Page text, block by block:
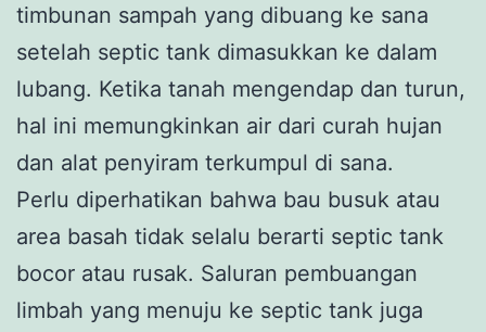
timbunan sampah yang dibuang ke sana
setelah septic tank dimasukkan ke dalam
lubang. Ketika tanah mengendap dan turun,
hal ini memungkinkan air dari curah hujan
dan alat penyiram terkumpul di sana.
Perlu diperhatikan bahwa bau busuk atau
area basah tidak selalu berarti septic tank
bocor atau rusak. Saluran pembuangan
limbah yang menuju ke septic tank juga